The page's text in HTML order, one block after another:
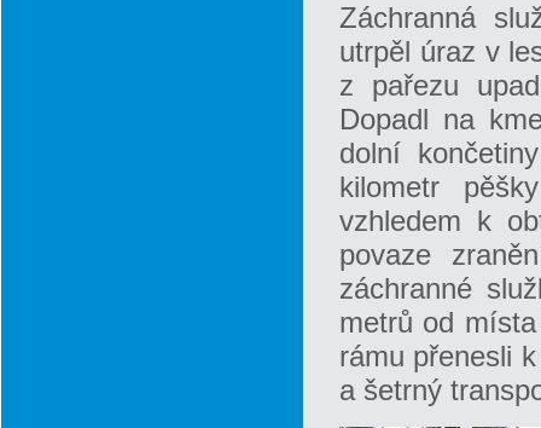
Záchranná
utrpěl úraz v
z pařezu
Dopadl na
dolní
kilometr
vzhledem k
povaze
záchranné
metrů od
rámu přenesli
a šetrný